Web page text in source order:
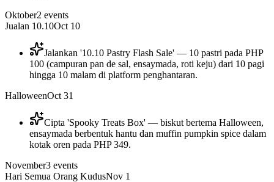
Oktober2 events
Jualan 10.10Oct 10
Jalankan '10.10 Pastry Flash Sale' — 10 pastri pada PHP
100 (campuran pan de sal, ensaymada, roti keju) dari 10 pagi
hingga 10 malam di platform penghantaran.
HalloweenOct 31
Cipta 'Spooky Treats Box' — biskut bertema Halloween,
ensaymada berbentuk hantu dan muffin pumpkin spice dalam
kotak oren pada PHP 349.
November3 events
Hari Semua Orang KudusNov 1